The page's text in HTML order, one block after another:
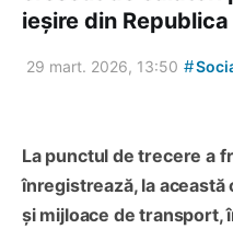
ieșire din
29 mart. 2026, 13:50 #
La punctul de trecere a
înregistrează, la
și mijloace de transport,